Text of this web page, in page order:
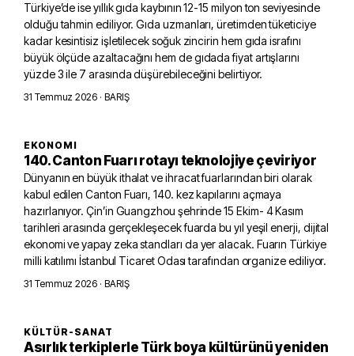
Türkiye’de ise yıllık gıda kaybının 12-15 milyon ton seviyesinde
olduğu tahmin ediliyor. Gıda uzmanları, üretimden tüketiciye
kadar kesintisiz işletilecek soğuk zincirin hem gıda israfını
büyük ölçüde azaltacağını hem de gıdada fiyat artışlarını
yüzde 3 ile 7 arasında düşürebileceğini belirtiyor.
31 Temmuz 2026 · BARIŞ
EKONOMI
140. Canton Fuarı rotayı teknolojiye çeviriyor
Dünyanın en büyük ithalat ve ihracat fuarlarından biri olarak
kabul edilen Canton Fuarı, 140. kez kapılarını açmaya
hazırlanıyor. Çin’in Guangzhou şehrinde 15 Ekim- 4 Kasım
tarihleri arasında gerçekleşecek fuarda bu yıl yeşil enerji, dijital
ekonomi ve yapay zeka standları da yer alacak. Fuarın Türkiye
milli katılımı İstanbul Ticaret Odası tarafından organize ediliyor.
31 Temmuz 2026 · BARIŞ
KÜLTÜR-SANAT
Asırlık terkiplerle Türk boya kültürünü yeniden